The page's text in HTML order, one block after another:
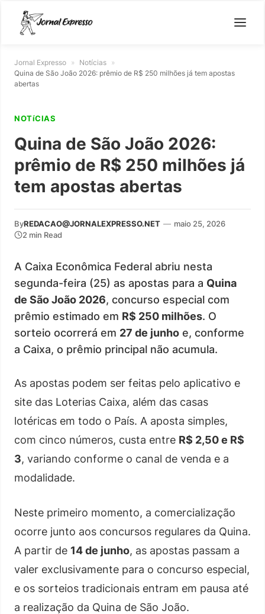
Jornal Expresso » Notícias »
Quina de São João 2026: prêmio de R$ 250 milhões já tem apostas
abertas
NOTíCIAS
Quina de São João 2026:
prêmio de R$ 250 milhões já
tem apostas abertas
ByREDACAO@JORNALEXPRESSO.NET — maio 25, 2026
2 min Read
A Caixa Econômica Federal abriu nesta
segunda-feira (25) as apostas para a Quina
de São João 2026, concurso especial com
prêmio estimado em R$ 250 milhões. O
sorteio ocorrerá em 27 de junho e, conforme
a Caixa, o prêmio principal não acumula.
As apostas podem ser feitas pelo aplicativo e
site das Loterias Caixa, além das casas
lotéricas em todo o País. A aposta simples,
com cinco números, custa entre R$ 2,50 e R$
3, variando conforme o canal de venda e a
modalidade.
Neste primeiro momento, a comercialização
ocorre junto aos concursos regulares da Quina.
A partir de 14 de junho, as apostas passam a
valer exclusivamente para o concurso especial,
e os sorteios tradicionais entram em pausa até
a realização da Quina de São João.